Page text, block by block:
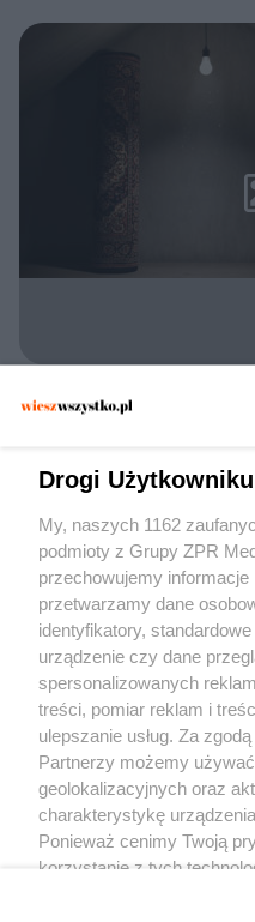
dywan wystarczył,
funkcjonariuszy?
Żaden utwór zamieszczony w
rozpowszechniany lub dalej
także elektroniczny lub
jakiejkolwiek formie, włącznie z
zgody właściciela praw.
całości lub w części z naruszeniem
zabronione pod groźbą kary i może
Drogi
My, naszych 1162
podmioty z Grupy ZPR
przechowujemy informacje
przetwarzamy dane
identyfikatory,
urządzenie czy dane
spersonalizowanych
treści, pomiar reklam i
ulepszanie usług. Za
Partnerzy możemy
geolokalizacyjnych oraz
charakterystykę
Ponieważ cenimy Twoją
korzystanie z tych